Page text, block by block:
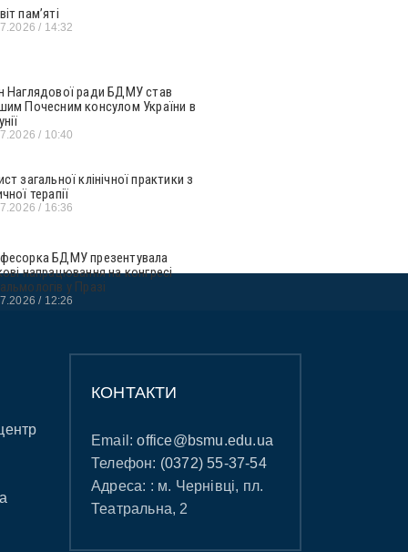
пам’яті
14:32
Наглядової ради БДМУ став
Почесним консулом України в
10:40
загальної клінічної практики з
терапії
16:36
БДМУ презентувала
напрацювання на конгресі
у Празі
12:26
КОНТАКТИ
Email:office@bsmu.edu.ua
Телефон: (0372) 55-37-54
Адреса: : м. Чернівці, пл.
Театральна, 2